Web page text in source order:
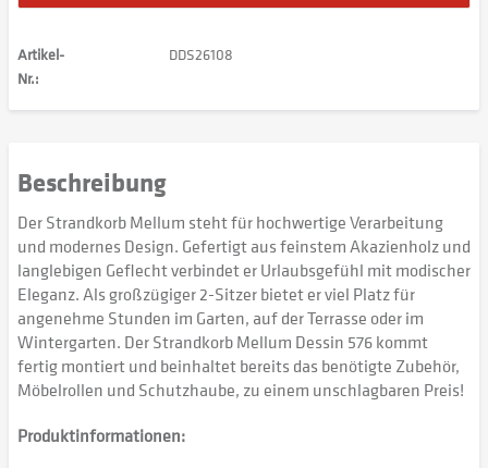
Artikel-
Nr.:
DDS26108
Beschreibung
Der Strandkorb Mellum steht für hochwertige Verarbeitung
und modernes Design. Gefertigt aus feinstem Akazienholz und
langlebigen Geflecht verbindet er Urlaubsgefühl mit modischer
Eleganz. Als großzügiger 2-Sitzer bietet er viel Platz für
angenehme Stunden im Garten, auf der Terrasse oder im
Wintergarten. Der Strandkorb Mellum Dessin 576 kommt
fertig montiert und beinhaltet bereits das benötigte Zubehör,
Möbelrollen und Schutzhaube, zu einem unschlagbaren Preis!
Produktinformationen: